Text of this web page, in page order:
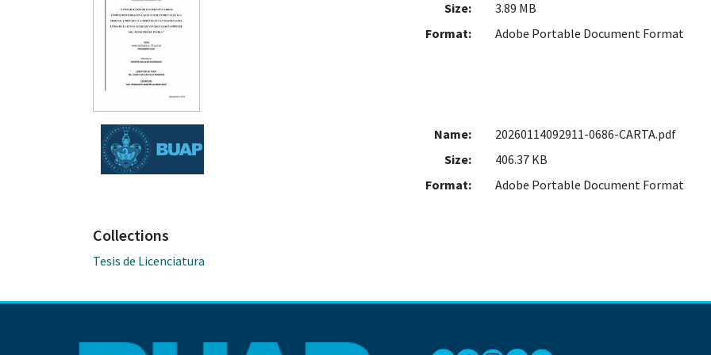
Size:
3.89 MB
Format:
Adobe Portable Document Format
Name:
20260114092911-0686-CARTA.pdf
Size:
406.37 KB
Format:
Adobe Portable Document Format
Collections
Tesis de Licenciatura